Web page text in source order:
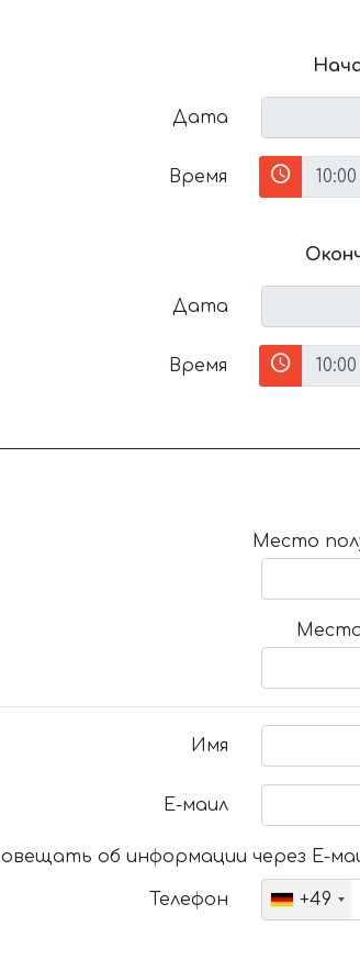
Дата
Время
Дата
Время
Место
Имя
Е-маил
об информации через Е-
Телефон +49